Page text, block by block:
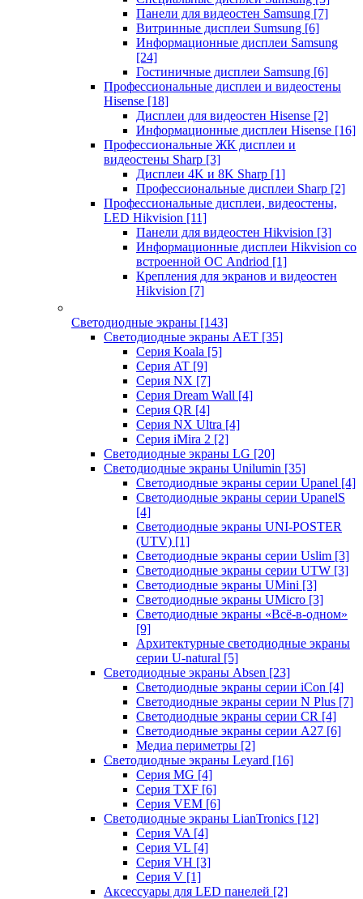
Панели для видеостен Samsung [7]
Витринные дисплеи Sumsung [6]
Информационные дисплеи Samsung
[24]
Гостиничные дисплеи Samsung [6]
Профессиональные дисплеи и видеостены
Hisense [18]
Дисплеи для видеостен Hisense [2]
Информационные дисплеи Hisense [16]
Профессиональные ЖК дисплеи и
видеостены Sharp [3]
Дисплеи 4K и 8K Sharp [1]
Профессиональные дисплеи Sharp [2]
Профессиональные дисплеи, видеостены,
LED Hikvision [11]
Панели для видеостен Hikvision [3]
Информационные дисплеи Hikvision со
встроенной ОС Andriod [1]
Крепления для экранов и видеостен
Hikvision [7]
Светодиодные экраны [143]
Светодиодные экраны AET [35]
Cерия Koala [5]
Серия AT [9]
Серия NX [7]
Серия Dream Wall [4]
Серия QR [4]
Серия NX Ultra [4]
Серия iMira 2 [2]
Светодиодные экраны LG [20]
Светодиодные экраны Unilumin [35]
Светодиодные экраны серии Upanel [4]
Светодиодные экраны серии UpanelS
[4]
Светодиодные экраны UNI-POSTER
(UTV) [1]
Светодиодные экраны серии Uslim [3]
Светодиодные экраны серии UTW [3]
Светодиодные экраны UMini [3]
Светодиодные экраны UMicro [3]
Светодиодные экраны «Всё-в-одном»
[9]
Архитектурные светодиодные экраны
серии U-natural [5]
Светодиодные экраны Absen [23]
Светодиодные экраны серии iCon [4]
Светодиодные экраны серии N Plus [7]
Светодиодные экраны серии CR [4]
Светодиодные экраны серии А27 [6]
Медиа периметры [2]
Светодиодные экраны Leyard [16]
Серия MG [4]
Серия TXF [6]
Серия VEM [6]
Светодиодные экраны LianTronics [12]
Серия VA [4]
Серия VL [4]
Серия VH [3]
Серия V [1]
Аксессуары для LED панелей [2]